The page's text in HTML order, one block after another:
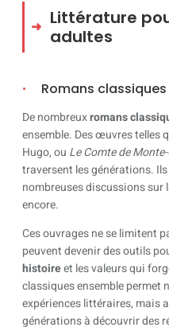
Littérature
adultes
Romans
De nombreuxromans
ensemble. Des œuvres telles
Hugo, ou Le Comte de
traversent les générations.
nombreuses discussions sur
encore.
Ces ouvrages ne se limitent
peuvent devenir des outils
histoireet les valeurs qui
classiques ensemble permet
expériences littéraires, mais
générations à découvrir des